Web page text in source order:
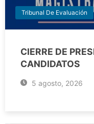
Tribunal De Evaluación
CIERRE DE
CANDIDATOS
5 agosto, 2026